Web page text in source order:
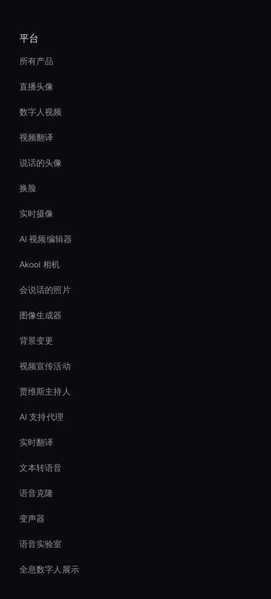
平台
所有产品
直播头像
数字人视频
视频翻译
说话的头像
换脸
实时摄像
AI 视频编辑器
Akool 相机
会说话的照片
图像生成器
背景变更
视频宣传活动
贾维斯主持人
AI 支持代理
实时翻译
文本转语音
语音克隆
变声器
语音实验室
全息数字人展示